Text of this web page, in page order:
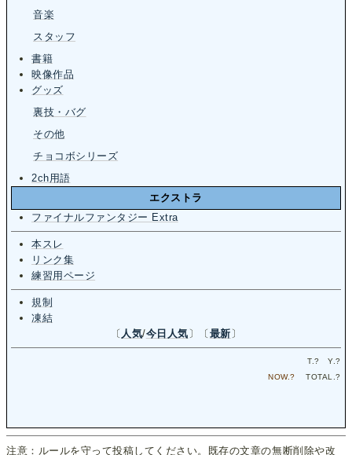
音楽
スタッフ
書籍
映像作品
グッズ
裏技・バグ
その他
チョコボシリーズ
2ch用語
エクストラ
ファイナルファンタジー Extra
本スレ
リンク集
練習用ページ
規制
凍結
〔 人気/今日人気 〕〔 最新 〕
T.? Y.?
NOW.? TOTAL.?
注意：ルールを守って投稿してください。既存の文章の無断削除や改